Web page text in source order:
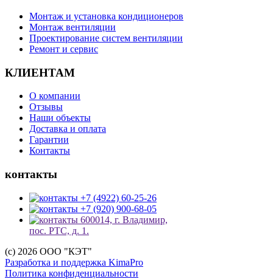
Монтаж и установка кондиционеров
Монтаж вентиляции
Проектирование систем вентиляции
Ремонт и сервис
КЛИЕНТАМ
О компании
Отзывы
Наши объекты
Доставка и оплата
Гарантии
Контакты
контакты
+7 (4922) 60-25-26
+7 (920) 900-68-05
600014, г. Владимир,
пос. РТС, д. 1.
(c) 2026 ООО "КЭТ"
Разработка и поддержка KimaPro
Политика конфиденциальности